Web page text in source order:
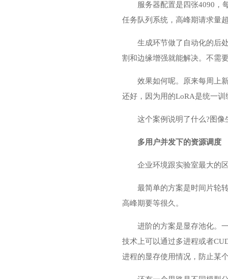
服务器配置是四张4090，
任务队列系统，高峰期请求量
生成环节做了自动化的后
割和边缘增强就能解决。不需
效果如何呢。原来每周上
还好，因为用的LoRA是统一
这个案例说明了什么?图
多用户并发下的资源调度
企业环境跟实验室最大的
最简单的方案是时间片轮
高峰期要等很久。
进阶的方案是显存池化。
技术上可以通过多进程或者
进程的显存使用情况，防止某